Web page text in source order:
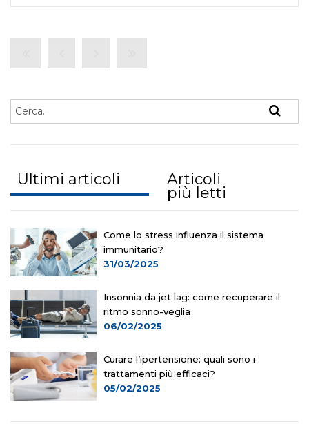
Ultimi articoli Articoli
più letti
Come lo stress influenza il sistema
immunitario?
31/03/2025
Insonnia da jet lag: come recuperare il
ritmo sonno-veglia
06/02/2025
Curare l’ipertensione: quali sono i
trattamenti più efficaci?
05/02/2025